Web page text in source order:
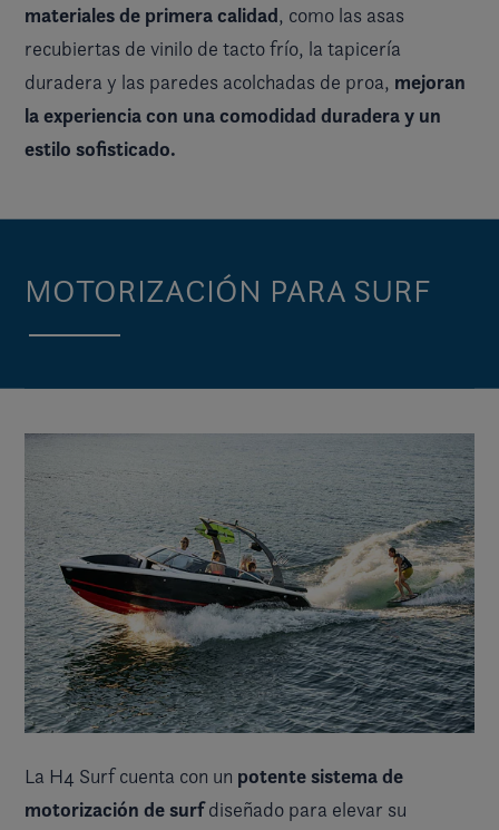
materiales de primera calidad, como las asas
recubiertas de vinilo de tacto frío, la tapicería
duradera y las paredes acolchadas de proa, mejoran
la experiencia con una comodidad duradera y un
estilo sofisticado.
MOTORIZACIÓN PARA SURF
La H4 Surf cuenta con un potente sistema de
motorización de surfdiseñado para elevar su